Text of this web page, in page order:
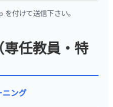
付けて送信下さい。
任教員・特
ニング